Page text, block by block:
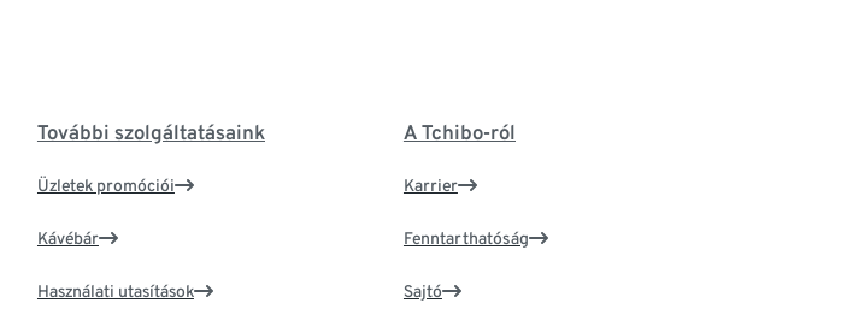
További szolgáltatásaink
Üzletek promóciói
Kávébár
Használati utasítások
A Tchibo-ról
Karrier
Fenntarthatóság
Sajtó